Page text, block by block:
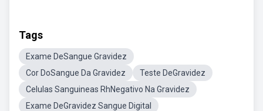
Tags
Exame DeSangue Gravidez
Cor DoSangue Da Gravidez
Teste DeGravidez
Celulas Sanguineas RhNegativo Na Gravidez
Exame DeGravidez Sangue Digital